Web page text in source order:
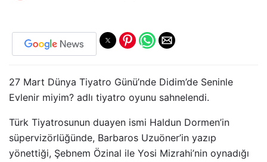
27 Mart Dünya Tiyatro Günü’nde Didim’de Seninle
Evlenir miyim? adlı tiyatro oyunu sahnelendi.
Türk Tiyatrosunun duayen ismi Haldun Dormen’in
süpervizörlüğünde, Barbaros Uzuöner’in yazıp
yönettiği, Şebnem Özinal ile Yosi Mizrahi’nin oynadığı